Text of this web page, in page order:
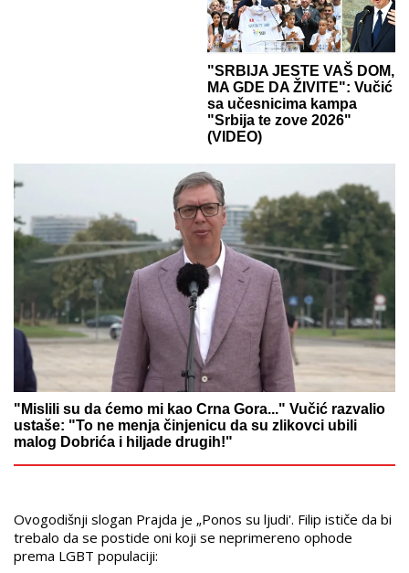
"SRBIJA JESTE VAŠ DOM,
MA GDE DA ŽIVITE": Vučić
sa učesnicima kampa
"Srbija te zove 2026"
(VIDEO)
"Mislili su da ćemo mi kao Crna Gora..." Vučić razvalio
ustaše: "To ne menja činjenicu da su zlikovci ubili
malog Dobrića i hiljade drugih!"
Ovogodišnji slogan Prajda je „Ponos su ljudi'. Filip ističe da bi
trebalo da se postide oni koji se neprimereno ophode
prema LGBT populaciji: